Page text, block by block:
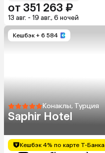
от 351 263 ₽
13 авг. - 19 авг., 6 ночей
Кешбэк + 6 584
Конаклы, Турция
Saphir Hotel
Кешбэк 4% по карте Т-Банка